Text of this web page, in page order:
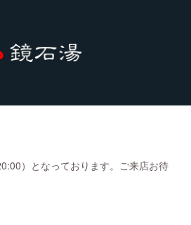
）となっております。ご来店お待